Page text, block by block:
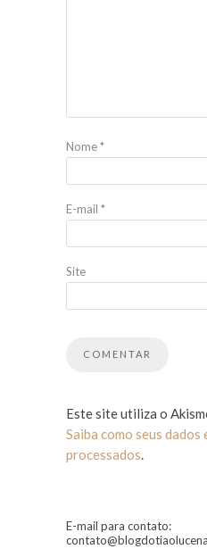
Nome*
E-mail *
Site
Este site utiliza o
Saiba como seus
processados.
E-mail para contato: